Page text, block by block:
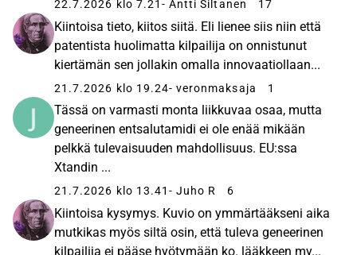
22.7.2026 klo 7.21 - Antti Siltanen 17
Kiintoisa tieto, kiitos siitä. Eli lienee siis niin että
patentista huolimatta kilpailija on onnistunut
kiertämän sen jollakin omalla innovaatiollaan...
21.7.2026 klo 19.24- veronmaksaja 1
Tässä on varmasti monta liikkuvaa osaa, mutta
geneerinen entsalutamidi ei ole enää mikään
pelkkä tulevaisuuden mahdollisuus. EU:ssa
Xtandin ...
21.7.2026 klo 13.41 - Juho R 6
Kiintoisa kysymys. Kuvio on ymmärtääkseni aika
mutkikas myös siltä osin, että tuleva geneerinen
kilpailija ei pääse hyötymään ko. lääkkeen my...